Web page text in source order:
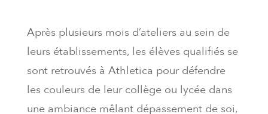
Après plusieurs mois d’ateliers au sein de
leurs établissements, les élèves qualifiés se
sont retrouvés à Athletica pour défendre
les couleurs de leur collège ou lycée dans
une ambiance mêlant dépassement de soi,